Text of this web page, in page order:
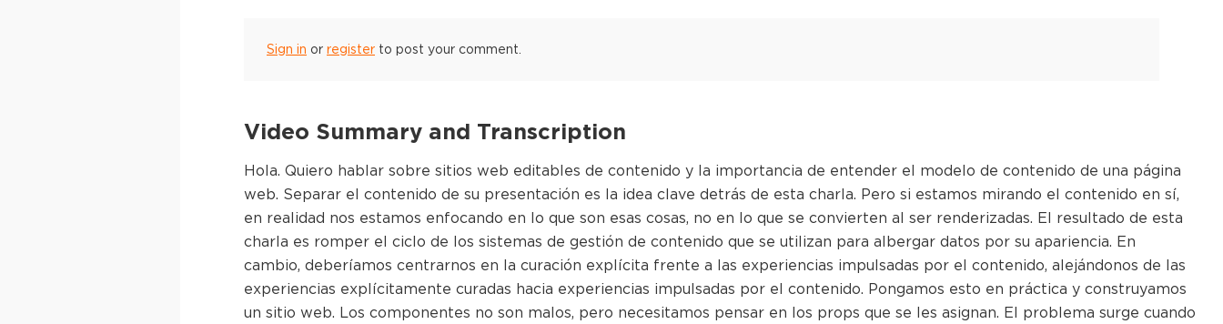
Sign in or register to post your comment.
Video Summary and Transcription
Hola. Quiero hablar sobre sitios web editables de contenido y la importancia de entender el modelo de contenido de una página
web. Separar el contenido de su presentación es la idea clave detrás de esta charla. Pero si estamos mirando el contenido en sí,
en realidad nos estamos enfocando en lo que son esas cosas, no en lo que se convierten al ser renderizadas. El resultado de esta
charla es romper el ciclo de los sistemas de gestión de contenido que se utilizan para albergar datos por su apariencia. En
cambio, deberíamos centrarnos en la curación explícita frente a las experiencias impulsadas por el contenido, alejándonos de las
experiencias explícitamente curadas hacia experiencias impulsadas por el contenido. Pongamos esto en práctica y construyamos
un sitio web. Los componentes no son malos, pero necesitamos pensar en los props que se les asignan. El problema surge cuando